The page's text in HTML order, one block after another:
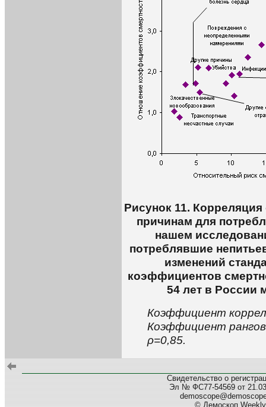
Рисунок 11.
причинам для
нашем
потреблявшие
изменений
коэффициентов
54 лет в России
Коэффициент
Коэффициент
ρ=0,85.
Свидетельство о
Эл № ФС77-54569 от
© Демоскоп Weekly